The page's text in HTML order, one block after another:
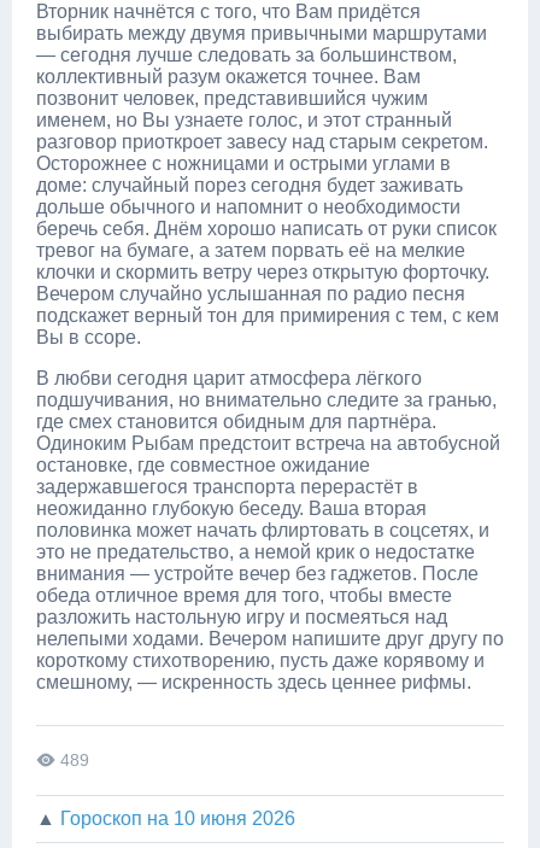
Вторник начнётся с того, что Вам придётся
выбирать между двумя привычными маршрутами
— сегодня лучше следовать за большинством,
коллективный разум окажется точнее. Вам
позвонит человек, представившийся чужим
именем, но Вы узнаете голос, и этот странный
разговор приоткроет завесу над старым секретом.
Осторожнее с ножницами и острыми углами в
доме: случайный порез сегодня будет заживать
дольше обычного и напомнит о необходимости
беречь себя. Днём хорошо написать от руки список
тревог на бумаге, а затем порвать её на мелкие
клочки и скормить ветру через открытую форточку.
Вечером случайно услышанная по радио песня
подскажет верный тон для примирения с тем, с кем
Вы в ссоре.
В любви сегодня царит атмосфера лёгкого
подшучивания, но внимательно следите за гранью,
где смех становится обидным для партнёра.
Одиноким Рыбам предстоит встреча на автобусной
остановке, где совместное ожидание
задержавшегося транспорта перерастёт в
неожиданно глубокую беседу. Ваша вторая
половинка может начать флиртовать в соцсетях, и
это не предательство, а немой крик о недостатке
внимания — устройте вечер без гаджетов. После
обеда отличное время для того, чтобы вместе
разложить настольную игру и посмеяться над
нелепыми ходами. Вечером напишите друг другу по
короткому стихотворению, пусть даже корявому и
смешному, — искренность здесь ценнее рифмы.
489
▲ Гороскоп на 10 июня 2026